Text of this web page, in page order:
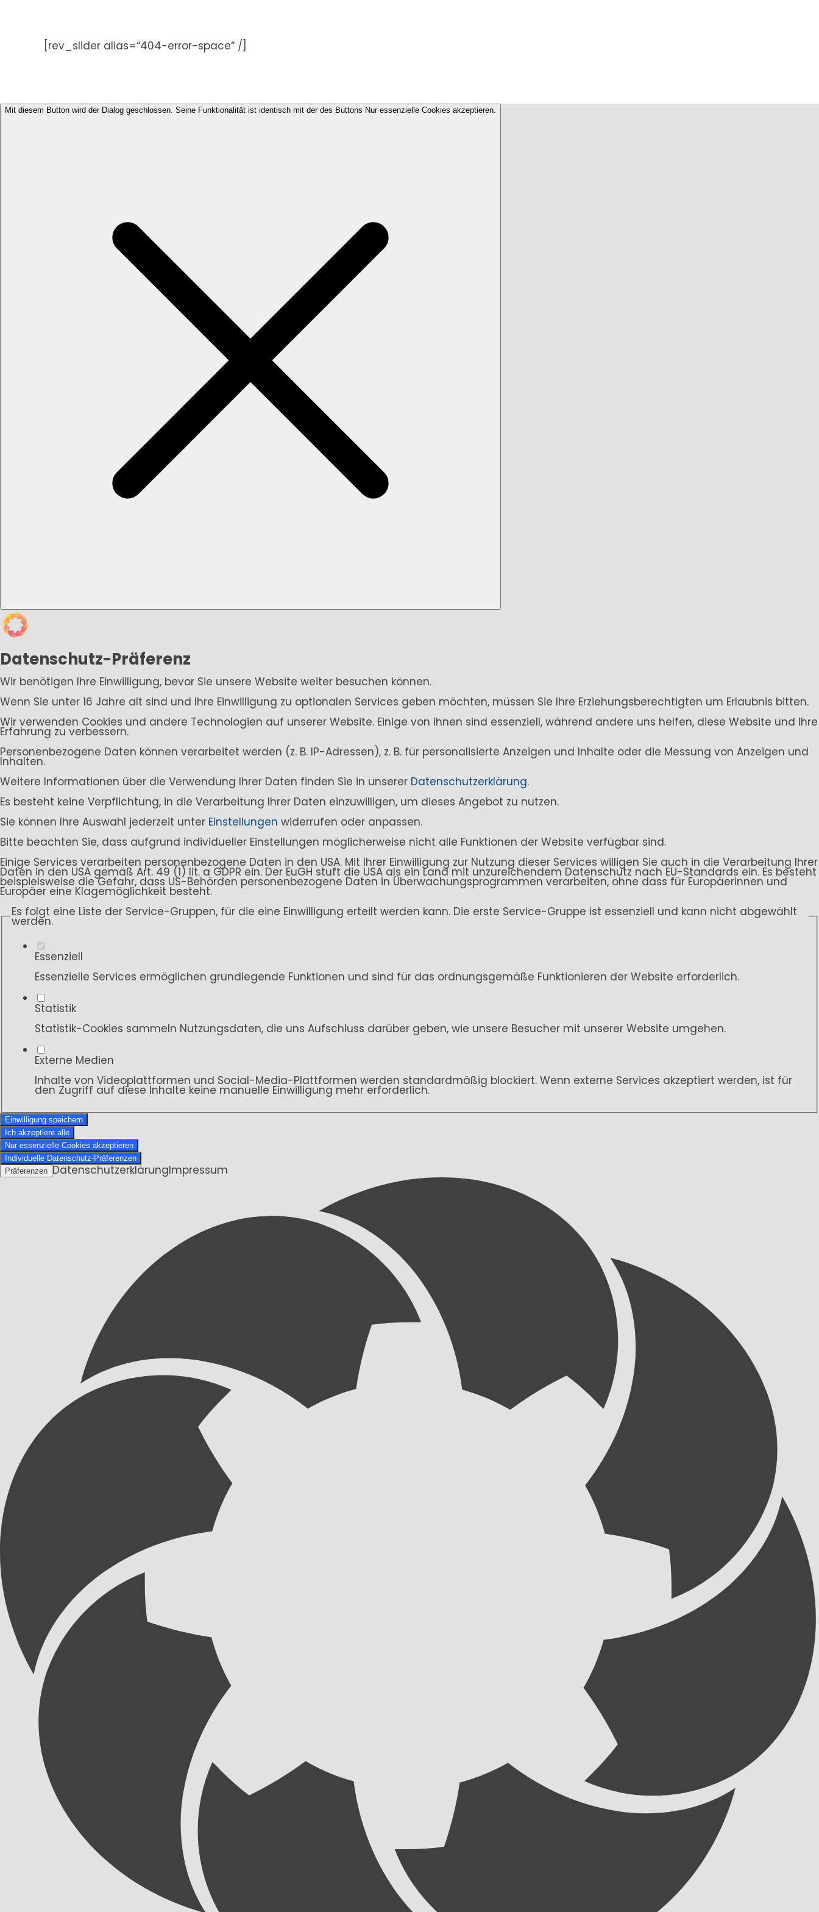
[rev_slider alias=“404-error-space“ /]
Mit diesem Button wird der Dialog geschlossen. Seine Funktionalität ist identisch mit der des Buttons Nur essenzielle Cookies akzeptieren.
Datenschutz-Präferenz
Wir benötigen Ihre Einwilligung, bevor Sie unsere Website weiter besuchen können.
Wenn Sie unter 16 Jahre alt sind und Ihre Einwilligung zu optionalen Services geben möchten, müssen Sie Ihre Erziehungsberechtigten um Erlaubnis bitten.
Wir verwenden Cookies und andere Technologien auf unserer Website. Einige von ihnen sind essenziell, während andere uns helfen, diese Website und Ihre
Erfahrung zu verbessern.
Personenbezogene Daten können verarbeitet werden (z. B. IP-Adressen), z. B. für personalisierte Anzeigen und Inhalte oder die Messung von Anzeigen und
Inhalten.
Weitere Informationen über die Verwendung Ihrer Daten finden Sie in unserer Datenschutzerklärung.
Es besteht keine Verpflichtung, in die Verarbeitung Ihrer Daten einzuwilligen, um dieses Angebot zu nutzen.
Sie können Ihre Auswahl jederzeit unter Einstellungen widerrufen oder anpassen.
Bitte beachten Sie, dass aufgrund individueller Einstellungen möglicherweise nicht alle Funktionen der Website verfügbar sind.
Einige Services verarbeiten personenbezogene Daten in den USA. Mit Ihrer Einwilligung zur Nutzung dieser Services willigen Sie auch in die Verarbeitung Ihrer
Daten in den USA gemäß Art. 49 (1) lit. a GDPR ein. Der EuGH stuft die USA als ein Land mit unzureichendem Datenschutz nach EU-Standards ein. Es besteht
beispielsweise die Gefahr, dass US-Behörden personenbezogene Daten in Überwachungsprogrammen verarbeiten, ohne dass für Europäerinnen und
Europäer eine Klagemöglichkeit besteht.
Es folgt eine Liste der Service-Gruppen, für die eine Einwilligung erteilt werden kann. Die erste Service-Gruppe ist essenziell und kann nicht abgewählt
werden.
Essenziell
Essenzielle Services ermöglichen grundlegende Funktionen und sind für das ordnungsgemäße Funktionieren der Website erforderlich.
Statistik
Statistik-Cookies sammeln Nutzungsdaten, die uns Aufschluss darüber geben, wie unsere Besucher mit unserer Website umgehen.
Externe Medien
Inhalte von Videoplattformen und Social-Media-Plattformen werden standardmäßig blockiert. Wenn externe Services akzeptiert werden, ist für
den Zugriff auf diese Inhalte keine manuelle Einwilligung mehr erforderlich.
Einwilligung speichern
Ich akzeptiere alle
Nur essenzielle Cookies akzeptieren
Individuelle Datenschutz-Präferenzen
Präferenzen DatenschutzerklärungImpressum